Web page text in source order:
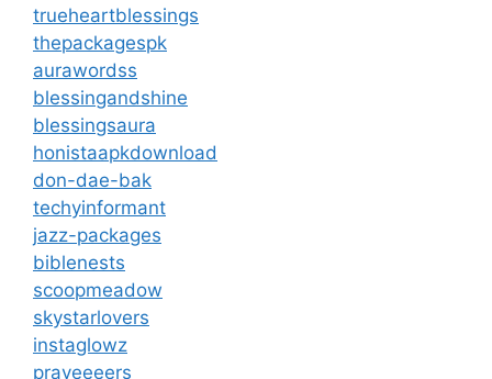
trueheartblessings
thepackagespk
aurawordss
blessingandshine
blessingsaura
honistaapkdownload
don-dae-bak
techyinformant
jazz-packages
biblenests
scoopmeadow
skystarlovers
instaglowz
prayeeeers